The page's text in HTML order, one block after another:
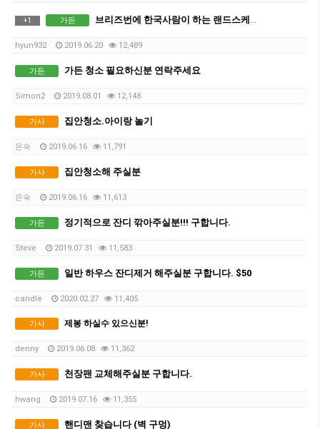
+1 가든 브리즈번에 한국사람이 하는 랜드스케이프 업체 있나요?
hyun932 2019.06.20 12,489
가든 가든 청소 필요하신분 연락주세요
Simon2 2019.08.01 12,148
가사 집안청소.아이랑 놀기
은숙 2019.06.16 11,791
가사 집안청소해 주실분
은숙 2019.06.16 11,613
가든 정기적으로 잔디 깎아주실분!!! 구합니다.
Steve 2019.07.31 11,583
가든 일반 하우스 잔디제거 해주실분 구합니다. $50
candle 2020.02.27 11,405
가사 제봉 하실수 있으신분!
denny 2019.06.08 11,362
가사 천장팬 교체해주실분 구합니다.
hwang 2019.07.16 11,355
가사 핸디맨 찾습니다 (벽 구멍)